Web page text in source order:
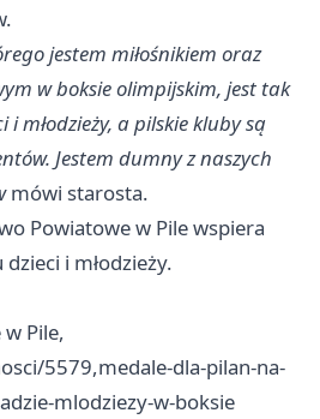
jestem miłośnikiem oraz
w boksie olimpijskim, jest tak
młodzieży, a pilskie kluby są
Jestem dumny z naszych
mówi starosta.
Powiatowe w Pile wspiera
i młodzieży.
Pile,
5579,medale-dla-pilan-na-
mlodziezy-w-boksie